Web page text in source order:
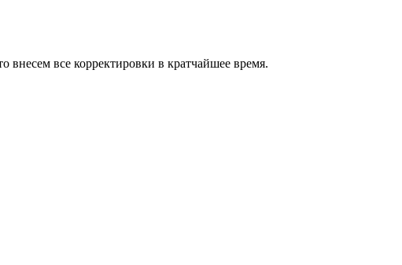
внесем все корректировки в кратчайшее время.